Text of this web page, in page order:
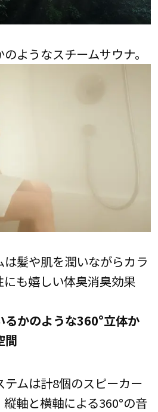
ようなスチームサウナ。
髪や肌を潤いながらカラ
も嬉しい体臭消臭効果
かのような360°立体か
間
ムは計8個のスピーカー
軸と横軸による360°の音